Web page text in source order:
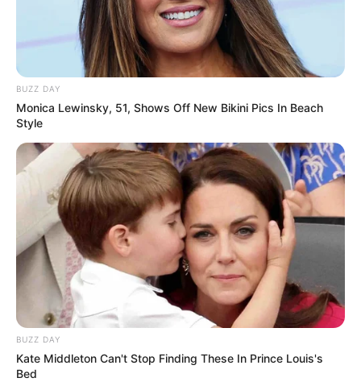
BUZZ DAY
Monica Lewinsky, 51, Shows Off New Bikini Pics In Beach
Style
BUZZ DAY
Kate Middleton Can't Stop Finding These In Prince Louis's
Bed